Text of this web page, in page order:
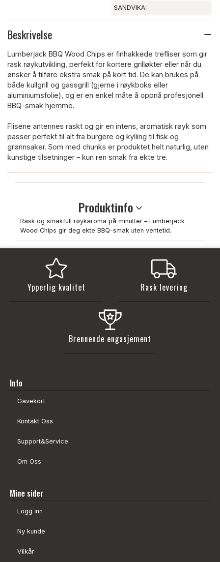
SANDVIKA:
Beskrivelse
Lumberjack BBQ Wood Chips er finhakkede trefliser som gir
rask røykutvikling, perfekt for kortere grilløkter eller når du
ønsker å tilføre ekstra smak på kort tid. De kan brukes på
både kullgrill og gassgrill (gjerne i røykboks eller
aluminiumsfolie), og er en enkel måte å oppnå profesjonell
BBQ-smak hjemme.
Flisene antennes raskt og gir en intens, aromatisk røyk som
passer perfekt til alt fra burgere og kylling til fisk og
grønnsaker. Som med chunks er produktet helt naturlig, uten
kunstige tilsetninger – kun ren smak fra ekte tre.
Produktinfo
Rask og smakfull røykaroma på minutter – Lumberjack
Wood Chips gir deg ekte BBQ-smak uten ventetid.
Ypperlig kvalitet Rask levering
Brennende engasjement
Info
Gavekort
Kontakt Oss
Support&Service
Om Oss
Mine sider
Logg inn
Ny kunde
Vilkår